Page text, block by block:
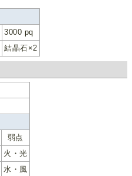
3000 pq
結晶石×2
弱点
火・光
水・風